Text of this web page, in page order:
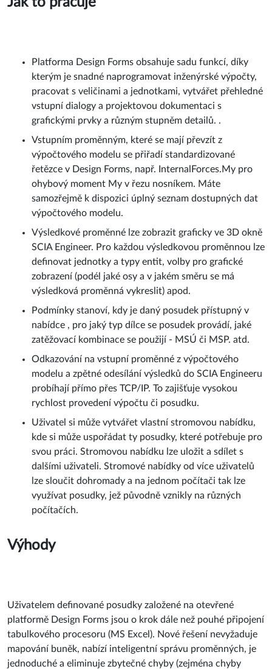
Platforma Design Forms obsahuje sadu funkcí, díky
kterým je snadné naprogramovat inženýrské výpočty,
pracovat s veličinami a jednotkami, vytvářet přehledné
vstupní dialogy a projektovou dokumentaci s
grafickými prvky a různým stupněm detailů. .
Vstupním proměnným, které se mají převzít z
výpočtového modelu se přiřadí standardizované
řetězce v Design Forms, např. InternalForces.My pro
ohybový moment My v řezu nosníkem. Máte
samozřejmě k dispozici úplný seznam dostupných dat
výpočtového modelu.
Výsledkové proměnné lze zobrazit graficky ve 3D okně
SCIA Engineer. Pro každou výsledkovou proměnnou lze
definovat jednotky a typy entit, volby pro grafické
zobrazení (podél jaké osy a v jakém směru se má
výsledková proměnná vykreslit) apod.
Podmínky stanoví, kdy je daný posudek přístupný v
nabídce , pro jaký typ dílce se posudek provádí, jaké
zatěžovací kombinace se použijí - MSÚ či MSP. atd.
Odkazování na vstupní proměnné z výpočtového
modelu a zpětné odesílání výsledků do SCIA Engineeru
probíhají přímo přes TCP/IP. To zajišťuje vysokou
rychlost provedení výpočtu či posudku.
Uživatel si může vytvářet vlastní stromovou nabídku,
kde si může uspořádat ty posudky, které potřebuje pro
svou práci. Stromovou nabídku lze uložit a sdílet s
dalšími uživateli. Stromové nabídky od více uživatelů
lze sloučit dohromady a na jednom počítači tak lze
využívat posudky, jež původně vznikly na různých
počítačích.
Výhody
Uživatelem definované posudky založené na otevřené
platformě Design Forms jsou o krok dále než pouhé připojení
tabulkového procesoru (MS Excel). Nové řešení nevyžaduje
mapování buněk, nabízí inteligentní správu proměnných, je
jednoduché a eliminuje zbytečné chyby (zejména chyby